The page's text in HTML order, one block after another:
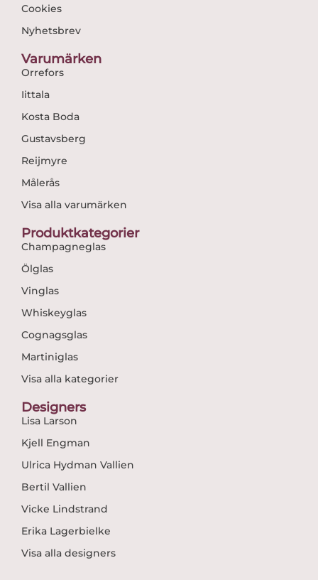
Cookies
Nyhetsbrev
Varumärken
Orrefors
Iittala
Kosta Boda
Gustavsberg
Reijmyre
Målerås
Visa alla varumärken
Produktkategorier
Champagneglas
Ölglas
Vinglas
Whiskeyglas
Cognagsglas
Martiniglas
Visa alla kategorier
Designers
Lisa Larson
Kjell Engman
Ulrica Hydman Vallien
Bertil Vallien
Vicke Lindstrand
Erika Lagerbielke
Visa alla designers